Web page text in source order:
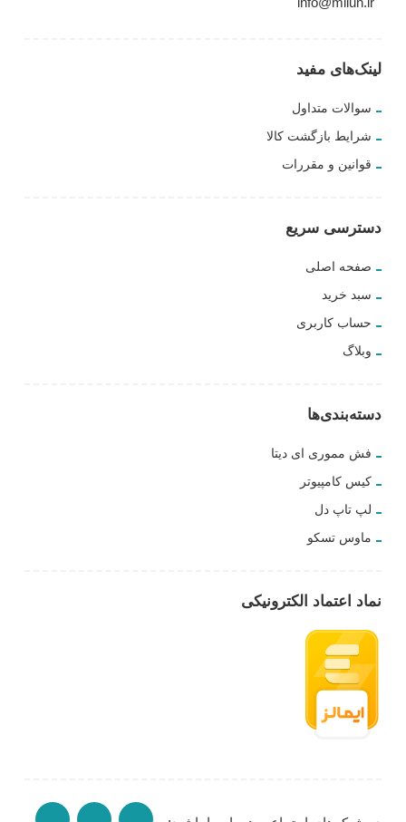
لینک‌های مفید
سوالات متداول
شرایط بازگشت کالا
قوانین و مقررات
دسترسی سریع
صفحه اصلی
سبد خرید
حساب کاربری
وبلاگ
دسته‌بندی‌ها
فش مموری ای دیتا
کیس کامپیوتر
لپ تاپ دل
ماوس تسکو
نماد اعتماد الکترونیکی